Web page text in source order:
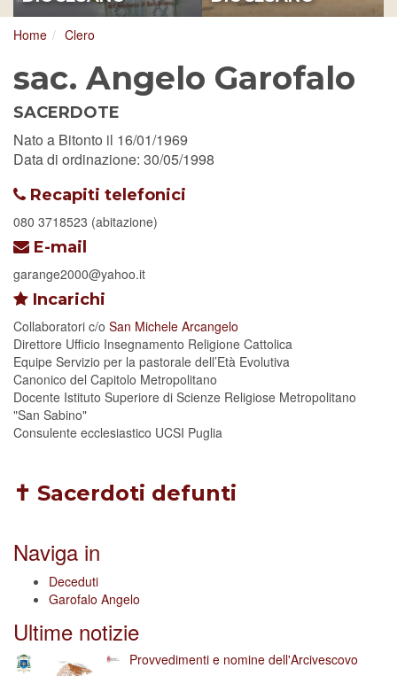
Home Clero
sac. Angelo Garofalo
SACERDOTE
Nato a Bitonto il 16/01/1969
Data di ordinazione: 30/05/1998
Recapiti telefonici
080 3718523 (abitazione)
E-mail
garange2000@yahoo.it
Incarichi
Collaboratori c/o San Michele Arcangelo
Direttore Ufficio Insegnamento Religione Cattolica
Equipe Servizio per la pastorale dell’Età Evolutiva
Canonico del Capitolo Metropolitano
Docente Istituto Superiore di Scienze Religiose Metropolitano
"San Sabino"
Consulente ecclesiastico UCSI Puglia
✝ Sacerdoti defunti
Naviga in
Deceduti
Garofalo Angelo
Ultime notizie
Provvedimenti e nomine dell'Arcivescovo